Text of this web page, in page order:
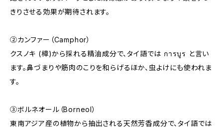
きりさせる効果が期待されます。
②カンファー（Camphor）
クスノキ (樟)から採れる精油成分で、タイ語では การบูร と言い
ます。鼻づまりや筋肉のこりを和らげるほか、虫よけにも使われま
す。
③ボルネオール（Borneol）
東南アジア産の植物から抽出される天然芳香成分で、タイ語では